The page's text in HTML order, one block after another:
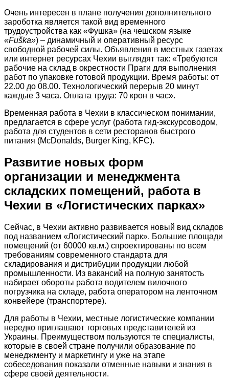
Очень интересен в плане получения дополнительного
зароботка является такой вид временного
трудоустройства как «Фушка» (на чешском языке
«Fuška») – динамичный и оперативный ресурс
свободной рабочей силы. Объявления в местных газетах
или интернет ресурсах Чехии выглядят так: «Требуются
рабочие на склад в окрестности Праги для выполнения
работ по упаковке готовой продукции. Время работы: от
22.00 до 08.00. Технологический перерыв 20 минут
каждые 3 часа. Оплата труда: 70 крон в час».
Временная работа в Чехии в классическом понимании,
предлагается в сфере услуг (работа гид-экскурсоводом,
работа для студентов в сети ресторанов быстрого
питания (McDonalds, Burger King, KFC).
Развитие новых форм
организации и менеджмента
складских помещений, работа в
Чехии в «Логистических парках»
Сейчас, в Чехии активно развивается новый вид складов
под названием «Логистический парк». Большие площади
помещений (от 60000 кв.м.) спроектированы по всем
требованиям современного стандарта для
складирования и дистрибуции продукции любой
промышленности. Из вакансий на полную занятость
набирает обороты работа водителем вилочного
погрузчика на складе, работа оператором на ленточном
конвейере (транспортере).
Для работы в Чехии, местные логистические компании
нередко приглашают торговых представителей из
Украины. Преимуществом пользуются те специалисты,
которые в своей стране получили образование по
менеджменту и маркетингу и уже на этапе
собеседования показали отменные навыки и знания в
сфере своей деятельности.